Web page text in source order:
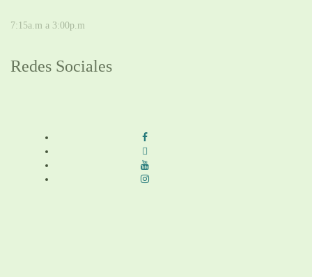
7:15a.m a 3:00p.m
Redes Sociales